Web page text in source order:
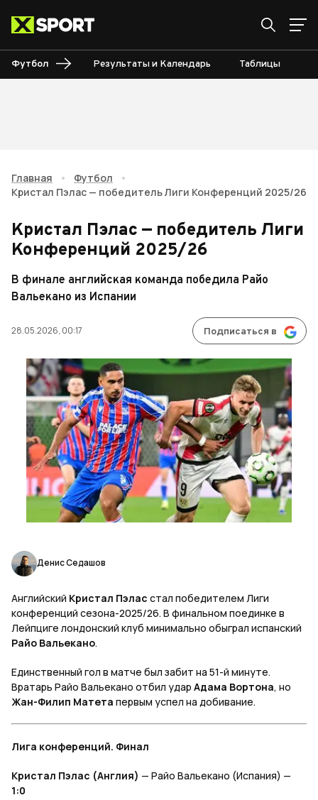
Футбол Результаты и Календарь Таблицы
Главная • Футбол
•
Кристал Пэлас — победитель Лиги Конференций 2025/26
Кристал Пэлас — победитель Лиги
Конференций 2025/26
В финале английская команда победила Райо
Вальекано из Испании
28.05.2026, 00:17 Подписаться в
Денис Седашов
Английский Кристал Пэлас стал победителем Лиги
конференций сезона-2025/26. В финальном поединке в
Лейпциге лондонский клуб минимально обыграл испанский
Райо Вальекано.
Единственный гол в матче был забит на 51-й минуте.
Вратарь Райо Вальекано отбил удар Адама Вортона, но
Жан-Филип Матета первым успел на добивание.
Лига конференций. Финал
Кристал Пэлас (Англия) — Райо Вальекано (Испания) —
1:0